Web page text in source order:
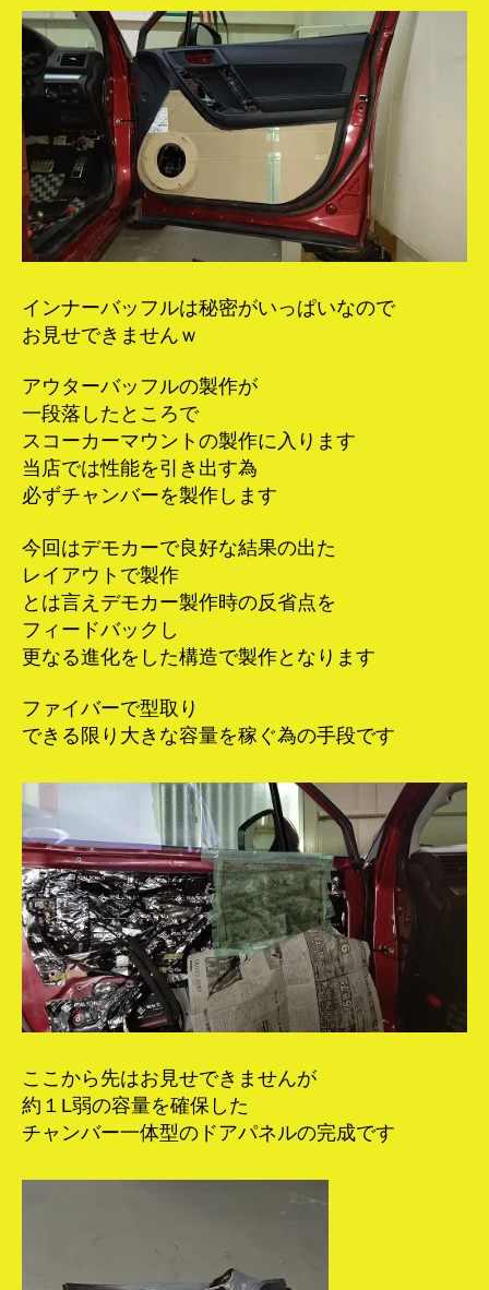
インナーバッフルは秘密がいっぱいなので
お見せできませんｗ
アウターバッフルの製作が
一段落したところで
スコーカーマウントの製作に入ります
当店では性能を引き出す為
必ずチャンバーを製作します
今回はデモカーで良好な結果の出た
レイアウトで製作
とは言えデモカー製作時の反省点を
フィードバックし
更なる進化をした構造で製作となります
ファイバーで型取り
できる限り大きな容量を稼ぐ為の手段です
ここから先はお見せできませんが
約１L弱の容量を確保した
チャンバー一体型のドアパネルの完成です